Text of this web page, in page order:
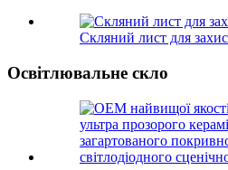
Скляний лист для
Освітлювальне скло